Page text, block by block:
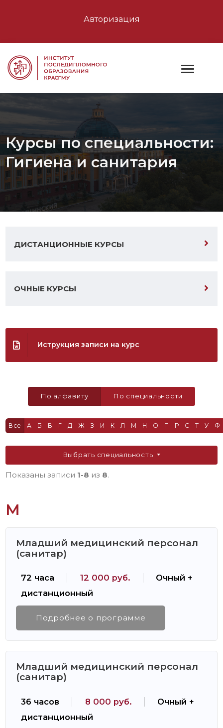
Авторизация
Курсы по специальности:
Гигиена и санитария
ДИСТАНЦИОННЫЕ КУРСЫ
ОЧНЫЕ КУРСЫ
Иструкция записи на курс
По алфавиту По специальности
Все А Б В Г Д Ж З И К Л М Н О П Р С Т У Ф
Выбрать специальность
Показаны записи 1-8 из 8.
М
Младший медицинский персонал
(санитар)
72 часа 12 000 руб.
Очный +
дистанционный
Подробнее о программе
Младший медицинский персонал
(санитар)
36 часов 8 000 руб.
Очный +
дистанционный